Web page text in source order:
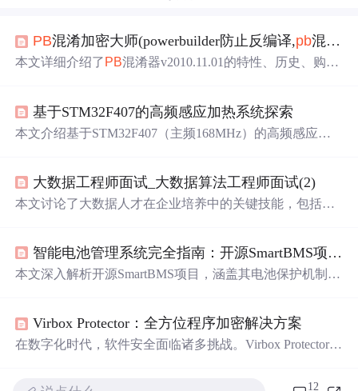
PB混淆加密大师(powerbuilder防止反编译,pb混淆器，
本文详细介绍了 PB混淆器v2010.11.01的特性、历史、购买
解，保护PB编译后代码的安全。支持全部版本，操作简
单，速度快，提供了免费测试版本和付费正式版，注册过
基于STM32F407的高频感应加热系统探索
本文介绍基于STM32F407（主频168MHz）的高频感应加
具备电网电压、高低频电流、相位差、移相角实时监测；
采用RS-485 Modbus协议实现触摸屏人机交互，并提供过
大数据工程师面试_大数据算法工程师面试(2)
本文讨论了大数据人才在企业培养中的关键技能，包括基
能力面，还提供了面试要点和系统化学习资源链接。
智能电池管理系统完全指南：开源SmartBMS项目深度解析
本文深入解析开源SmartBMS项目，涵盖其电池保护机制、
ePO4、NCM等多种锂电池类型，适用于储能与电动车等场
景。
Virbox Protector：全方位程序加密解决方案
在数字化时代，软件安全面临诸多挑战。Virbox Protector
12